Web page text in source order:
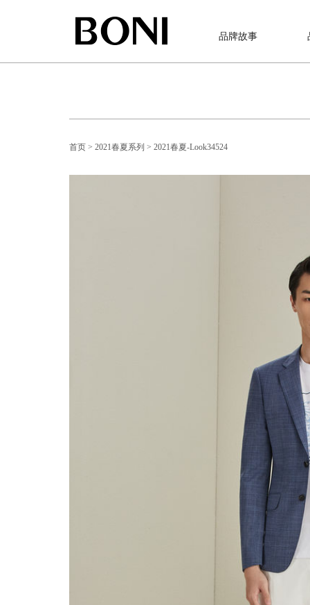
品牌故事
首页 > 2021春夏系列 > 2021春夏-Look34524